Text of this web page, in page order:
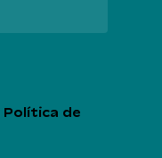
Política de